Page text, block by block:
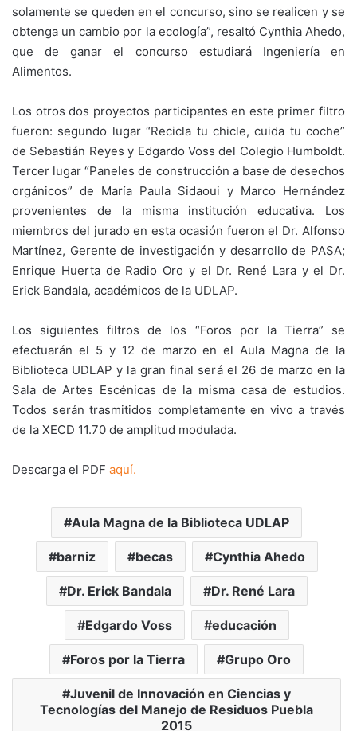
solamente se queden en el concurso, sino se realicen y se
obtenga un cambio por la ecología”, resaltó Cynthia Ahedo,
que de ganar el concurso estudiará Ingeniería en
Alimentos.
Los otros dos proyectos participantes en este primer filtro
fueron: segundo lugar “Recicla tu chicle, cuida tu coche”
de Sebastián Reyes y Edgardo Voss del Colegio Humboldt.
Tercer lugar “Paneles de construcción a base de desechos
orgánicos” de María Paula Sidaoui y Marco Hernández
provenientes de la misma institución educativa. Los
miembros del jurado en esta ocasión fueron el Dr. Alfonso
Martínez, Gerente de investigación y desarrollo de PASA;
Enrique Huerta de Radio Oro y el Dr. René Lara y el Dr.
Erick Bandala, académicos de la UDLAP.
Los siguientes filtros de los “Foros por la Tierra” se
efectuarán el 5 y 12 de marzo en el Aula Magna de la
Biblioteca UDLAP y la gran final será el 26 de marzo en la
Sala de Artes Escénicas de la misma casa de estudios.
Todos serán trasmitidos completamente en vivo a través
de la XECD 11.70 de amplitud modulada.
Descarga el PDF aquí.
Aula Magna de la Biblioteca UDLAP
barniz becas Cynthia Ahedo
Dr. Erick Bandala Dr. René Lara
Edgardo Voss educación
Foros por la Tierra Grupo Oro
Juvenil de Innovación en Ciencias y
Tecnologías del Manejo de Residuos Puebla
2015